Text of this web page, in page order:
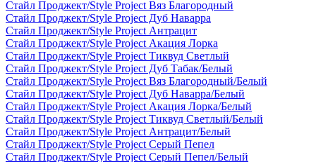
Стайл Проджект/Style Project Вяз Благородный
Стайл Проджект/Style Project Дуб Наварра
Стайл Проджект/Style Project Антрацит
Стайл Проджект/Style Project Акация Лорка
Стайл Проджект/Style Project Тиквуд Светлый
Стайл Проджект/Style Project Дуб Табак/Белый
Стайл Проджект/Style Project Вяз Благородный/Белый
Стайл Проджект/Style Project Дуб Наварра/Белый
Стайл Проджект/Style Project Акация Лорка/Белый
Стайл Проджект/Style Project Тиквуд Светлый/Белый
Стайл Проджект/Style Project Антрацит/Белый
Стайл Проджект/Style Project Серый Пепел
Стайл Проджект/Style Project Серый Пепел/Белый